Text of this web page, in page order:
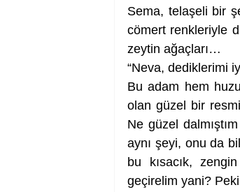
Sema, telaşeli bir
cömert renkleriyle
zeytin ağaçları…
“Neva, dediklerimi
Bu adam hem
olan güzel bir
Ne güzel
aynı şeyi, onu da
bu kısacık,
geçirelim yani?